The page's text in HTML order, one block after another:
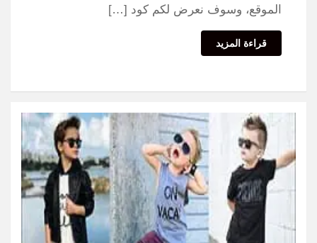
الموقع، وسوف نعرض لكم كود […]
قراءة المزيد